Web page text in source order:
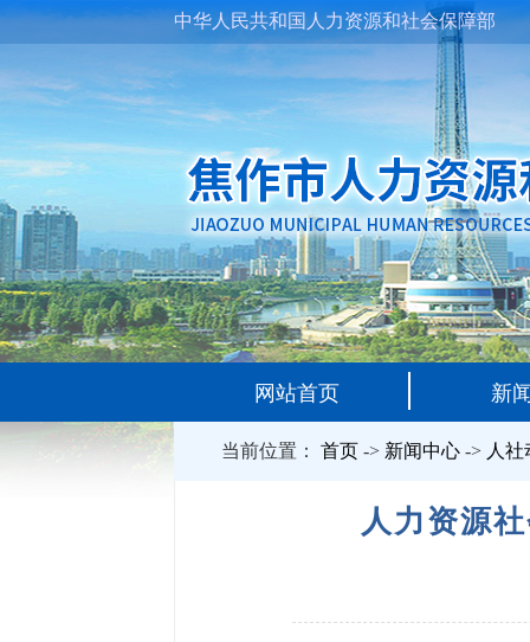
中华人民共和国人力资源和社会保障部
网站首页 新
当前位置： 首页-> 新闻中心-> 人社
人力资源